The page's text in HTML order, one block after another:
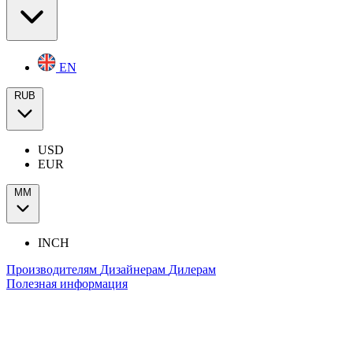
EN
RUB
USD
EUR
ММ
INCH
Производителям Дизайнерам Дилерам
Полезная информация